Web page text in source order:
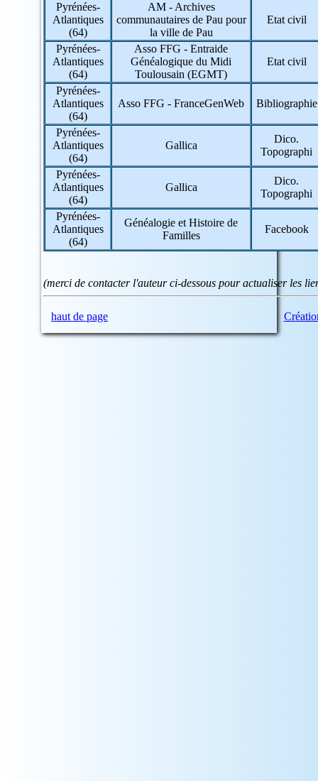
Pyrénées-
Atlantiques
(64)
AM - Archives
communautaires de Pau pour
la ville de Pau
Etat civil
Pyrénées-
Atlantiques
(64)
Asso FFG - Entraide
Généalogique du Midi
Toulousain (EGMT)
Etat civil
Pyrénées-
Atlantiques
(64)
Asso FFG - FranceGenWeb Bibliographie
Pyrénées-
Atlantiques
(64)
Gallica
Dico.
Topographi
Pyrénées-
Atlantiques
(64)
Gallica
Dico.
Topographi
Pyrénées-
Atlantiques
(64)
Généalogie et Histoire de
Familles
Facebook
(merci de contacter l'auteur ci-dessous pour actualiser les
haut de page